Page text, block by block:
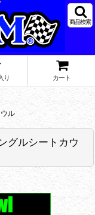
商品検索
り カート
ル
グルシートカウ